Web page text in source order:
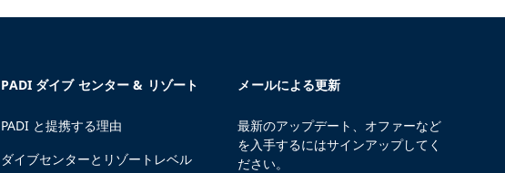
PADI ダイブ センター & リゾート
PADI と提携する理由
ダイブセンターとリゾートレベル
メールによる更新
最新のアップデート、オファーなど
を入手するにはサインアップしてく
ださい。